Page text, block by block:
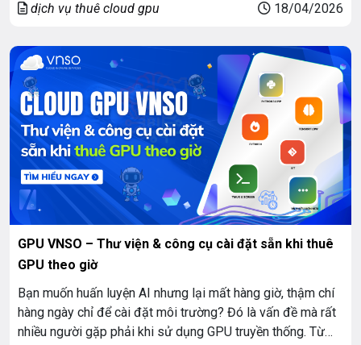
theo tháng đang trở […]
dịch vụ thuê cloud gpu 18/04/2026
GPU VNSO – Thư viện & công cụ cài đặt sẵn khi thuê
GPU theo giờ
Bạn muốn huấn luyện AI nhưng lại mất hàng giờ, thậm chí
hàng ngày chỉ để cài đặt môi trường? Đó là vấn đề mà rất
nhiều người gặp phải khi sử dụng GPU truyền thống. Từ